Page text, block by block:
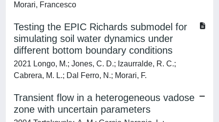
Morari, Francesco
Testing the EPIC Richards submodel for
simulating soil water dynamics under
different bottom boundary conditions
2021 Longo, M.; Jones, C. D.; Izaurralde, R. C.;
Cabrera, M. L.; Dal Ferro, N.; Morari, F.
Transient flow in a heterogeneous vadose
zone with uncertain parameters